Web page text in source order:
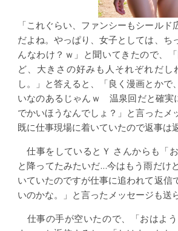
「これぐらい、ファンシーもシール
だよね。やっぱり、女子としては、ち
んなわけ？ｗ」と聞いてきたので、
ど、大きさの好みも人それぞれだ
し。」と答えると、「良く漫画とかで
いなのあるじゃんｗ 温泉回だと確
でかいほうなんでしょ？」と言ったメ
既に仕事現場に着いていたので返事は
仕事をしているとＹ さんからも「
と降ってたみたいだ…今はもう雨だけ
いていたのですが仕事に追われて返信
いのかな。」と言ったメッセージも送
仕事の手が空いたので、「おはよ